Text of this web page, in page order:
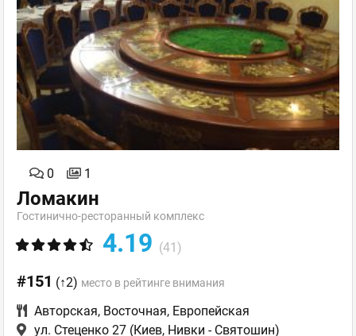
0 1
Ломакин
Гостинично-ресторанный комплекс
4.19 (41)
#151 (↑2) место в рейтинге внимания
Авторская, Восточная, Европейская
ул. Стеценко 27 (Киев, Нивки - Святошин)